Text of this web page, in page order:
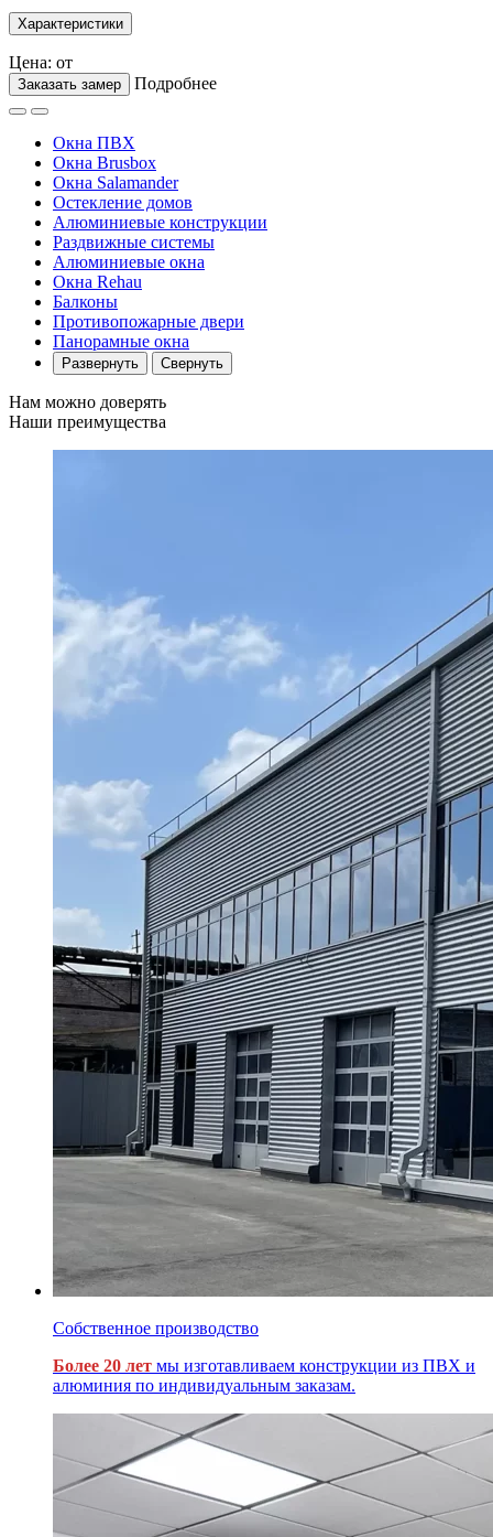
Характеристики
Цена: от
Заказать замер Подробнее
Окна ПВХ
Окна Brusbox
Окна Salamander
Остекление домов
Алюминиевые конструкции
Раздвижные системы
Алюминиевые окна
Окна Rehau
Балконы
Противопожарные двери
Панорамные окна
Развернуть Свернуть
Нам можно доверять
Наши преимущества
Собственное производство
Более 20 лет мы изготавливаем конструкции из ПВХ и
алюминия по индивидуальным заказам.